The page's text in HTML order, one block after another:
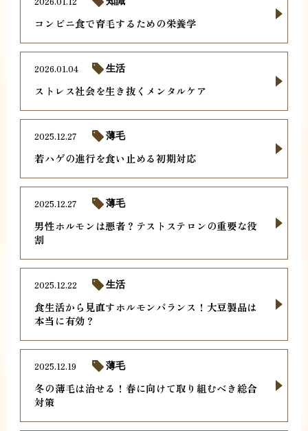
コンビニ食で育毛するための栄養学
ストレス社会を生き抜くメンタルケア
2026.01.04 生活
若ハゲの進行を食い止める初期対応
2025.12.27 薄毛
男性ホルモンは悪者？テストステロンの重要な役
割
2025.12.27 薄毛
食生活から見直すホルモンバランス！大豆製品は
本当に有効？
2025.12.22 生活
冬の薄毛は治せる！春に向けて取り組むべき総合
対策
2025.12.19 薄毛